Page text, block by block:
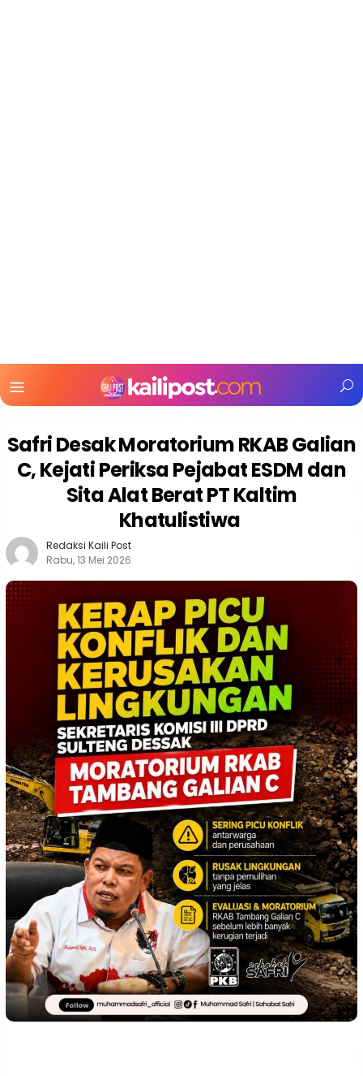
Mobile
Safri Desak Moratorium RKAB Galian
C, Kejati Periksa Pejabat ESDM dan
Sita Alat Berat PT Kaltim
Khatulistiwa
Redaksi Kaili Post
Rabu, 13 Mei 2026